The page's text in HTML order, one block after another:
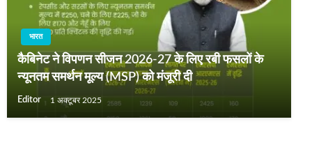
भारत
कैबिनेट ने विपणन सीजन 2026-27 के लिए रबी फसलों के
न्यूनतम समर्थन मूल्य (MSP) को मंजूरी दी
Editor 1 अक्टूबर 2025